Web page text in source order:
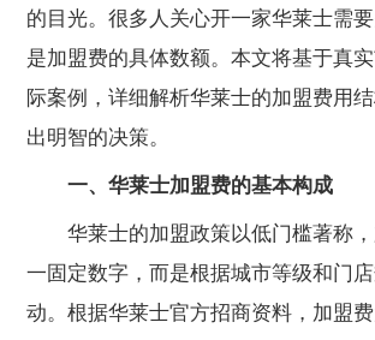
的目光。很多人关心开一家华莱士需
是加盟费的具体数额。本文将基于真
际案例，详细解析华莱士的加盟费用
出明智的决策。
一、华莱士加盟费的基本构成
华莱士的加盟政策以低门槛著称，
一固定数字，而是根据城市等级和门
动。根据华莱士官方招商资料，加盟